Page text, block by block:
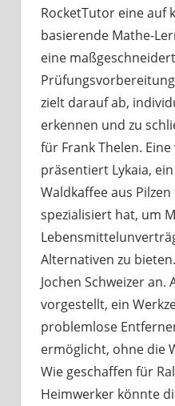
RocketTutor eine auf
basierende Mathe-
eine
zielt darauf ab,
erkennen und zu
für Frank Thelen.
präsentiert Lykaia,
Waldkaffee aus
spezialisiert hat, um
Alternativen zu
Jochen Schweizer an.
vorgestellt, ein
problemlose
ermöglicht, ohne die
Wie geschaffen für
Heimwerker könnte